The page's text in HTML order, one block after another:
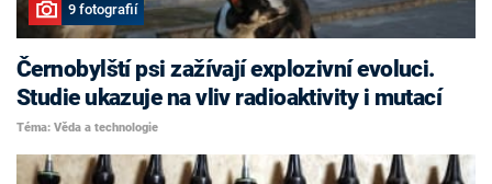
9 fotografií
Černobylští psi zažívají explozivní evoluci.
Studie ukazuje na vliv radioaktivity i mutací
Téma: Věda a technologie